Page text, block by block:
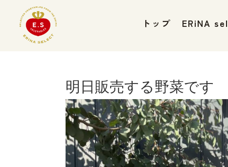
トップ ERiNA
明日販売する野菜です